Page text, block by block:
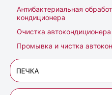
Антибактериальная
кондиционера
Очистка автокондиционера
Промывка и чистка
ПЕЧКА